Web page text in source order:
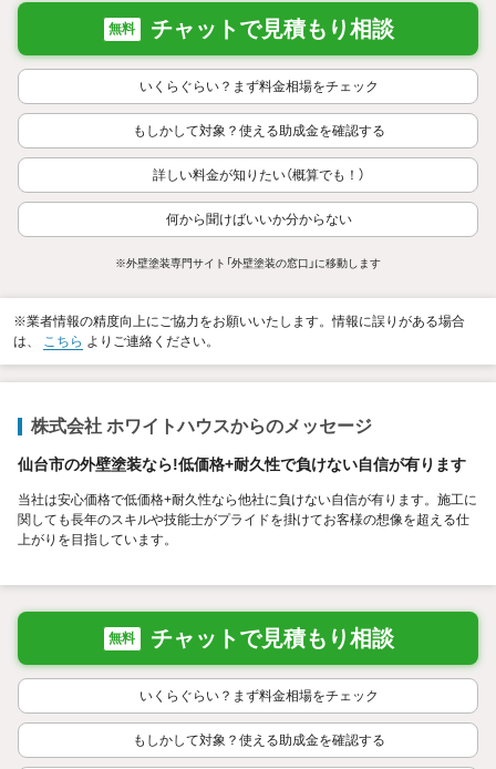
無料 チャットで見積もり相談
いくらぐらい？まず料金相場をチェック
もしかして対象？使える助成金を確認する
詳しい料金が知りたい（概算でも！）
何から聞けばいいか分からない
※外壁塗装専門サイト「外壁塗装の窓口」に移動します
※業者情報の精度向上にご協力をお願いいたします。情報に誤りがある場合
は、 こちら よりご連絡ください。
株式会社 ホワイトハウスからのメッセージ
仙台市の外壁塗装なら!低価格+耐久性で負けない自信が有ります
当社は安心価格で低価格+耐久性なら他社に負けない自信が有ります。施工に
関しても長年のスキルや技能士がプライドを掛けてお客様の想像を超える仕
上がりを目指しています。
無料 チャットで見積もり相談
いくらぐらい？まず料金相場をチェック
もしかして対象？使える助成金を確認する